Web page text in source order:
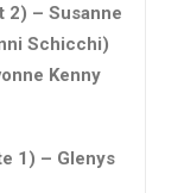
2) – Susanne
Schicchi)
Kenny
1) – Glenys